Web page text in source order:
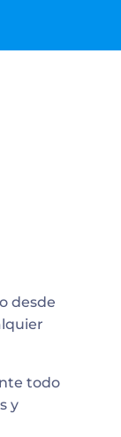
desde
todo
y